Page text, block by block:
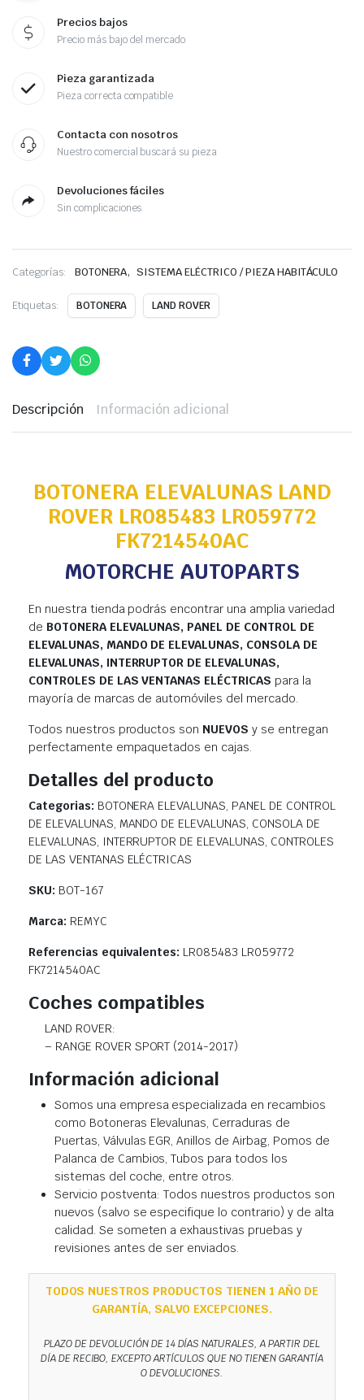
Precios bajos
Precio más bajo del mercado
Pieza garantizada
Pieza correcta compatible
Contacta con nosotros
Nuestro comercial buscará su pieza
Devoluciones fáciles
Sin complicaciones
Categorías: BOTONERA, SISTEMA ELÉCTRICO / PIEZA HABITÁCULO
Etiquetas: BOTONERA LAND ROVER
Descripción Información adicional
BOTONERA ELEVALUNAS LAND
ROVER LR085483 LR059772
FK7214540AC
MOTORCHE AUTOPARTS
En nuestra tienda podrás encontrar una amplia variedad
de BOTONERA ELEVALUNAS, PANEL DE CONTROL DE
ELEVALUNAS, MANDO DE ELEVALUNAS, CONSOLA DE
ELEVALUNAS, INTERRUPTOR DE ELEVALUNAS,
CONTROLES DE LAS VENTANAS ELÉCTRICAS para la
mayoría de marcas de automóviles del mercado.
Todos nuestros productos son NUEVOS y se entregan
perfectamente empaquetados en cajas.
Detalles del producto
Categorias: BOTONERA ELEVALUNAS, PANEL DE CONTROL
DE ELEVALUNAS, MANDO DE ELEVALUNAS, CONSOLA DE
ELEVALUNAS, INTERRUPTOR DE ELEVALUNAS, CONTROLES
DE LAS VENTANAS ELÉCTRICAS
SKU: BOT-167
Marca: REMYC
Referencias equivalentes: LR085483 LR059772
FK7214540AC
Coches compatibles
LAND ROVER:
– RANGE ROVER SPORT (2014-2017)
Información adicional
Somos una empresa especializada en recambios
como Botoneras Elevalunas, Cerraduras de
Puertas, Válvulas EGR, Anillos de Airbag, Pomos de
Palanca de Cambios, Tubos para todos los
sistemas del coche, entre otros.
Servicio postventa: Todos nuestros productos son
nuevos (salvo se especifique lo contrario) y de alta
calidad. Se someten a exhaustivas pruebas y
revisiones antes de ser enviados.
TODOS NUESTROS PRODUCTOS TIENEN 1 AÑO DE
GARANTÍA, SALVO EXCEPCIONES.
PLAZO DE DEVOLUCIÓN DE 14 DÍAS NATURALES, A PARTIR DEL
DÍA DE RECIBO, EXCEPTO ARTÍCULOS QUE NO TIENEN GARANTÍA
O DEVOLUCIONES.